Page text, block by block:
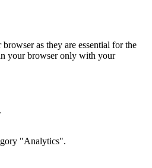
as they are essential for the
your browser only with your
"Analytics".